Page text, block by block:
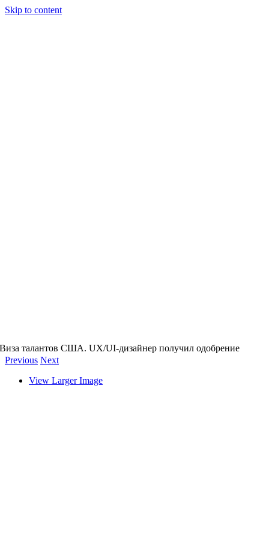
Skip to content
Виза талантов США. UX/UI-дизайнер получил одобрение
Previous Next
View Larger Image